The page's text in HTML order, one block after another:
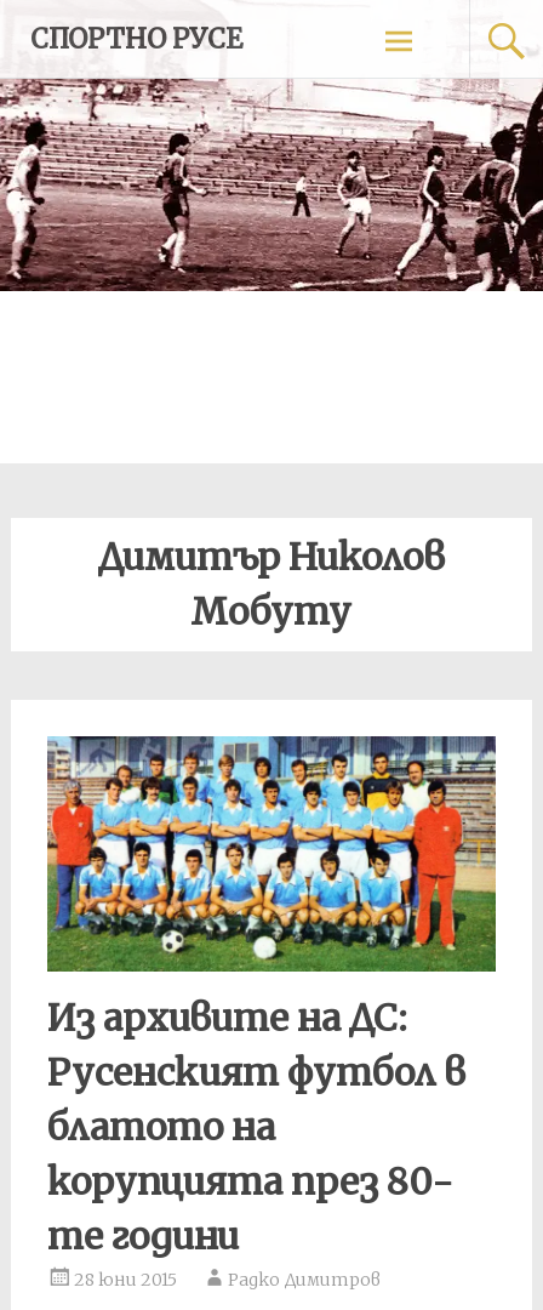
content
СПОРТНО РУСЕ
Димитър Николов
Мобуту
Из архивите на ДС:
Русенският футбол в
блатото на
корупцията през 80-
те години
28 юни 2015 Радко Димитров